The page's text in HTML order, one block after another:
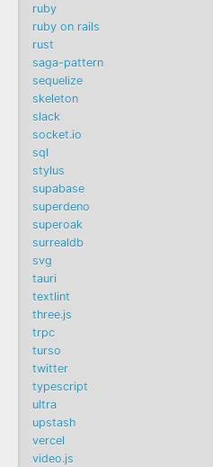
ruby
ruby on rails
rust
saga-pattern
sequelize
skeleton
slack
socket.io
sql
stylus
supabase
superdeno
superoak
surrealdb
svg
tauri
textlint
three.js
trpc
turso
twitter
typescript
ultra
upstash
vercel
video.js